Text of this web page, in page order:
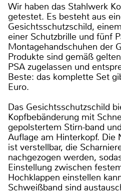
Wir haben das Stahlwerk
getestet. Es besteht aus
Gesichtsschutzschild,
einer Schutzbrille und fünf
Montagehandschuhen der
Produkte sind gemäß
PSA zugelassen und
Beste: das komplette Set
Euro.
Das Gesichtsschutzschild
Kopfbebänderung mit
gepolstertem Stirn-band
Auflage am Hinterkopf. Die
ist verstellbar, die
nachgezogen werden,
Einstellung zwischen
Hochklappen einstellen
Schweißband sind